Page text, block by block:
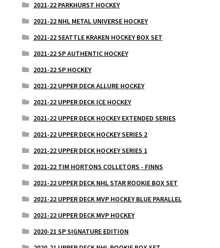
2021-22 PARKHURST HOCKEY
2021-22 NHL METAL UNIVERSE HOCKEY
2021-22 SEATTLE KRAKEN HOCKEY BOX SET
2021-22 SP AUTHENTIC HOCKEY
2021-22 SP HOCKEY
2021-22 UPPER DECK ALLURE HOCKEY
2021-22 UPPER DECK ICE HOCKEY
2021-22 UPPER DECK HOCKEY EXTENDED SERIES
2021-22 UPPER DECK HOCKEY SERIES 2
2021-22 UPPER DECK HOCKEY SERIES 1
2021-22 TIM HORTONS COLLETORS - FINNS
2021-22 UPPER DECK NHL STAR ROOKIE BOX SET
2021-22 UPPER DECK MVP HOCKEY BLUE PARALLEL
2021-22 UPPER DECK MVP HOCKEY
2020-21 SP SIGNATURE EDITION